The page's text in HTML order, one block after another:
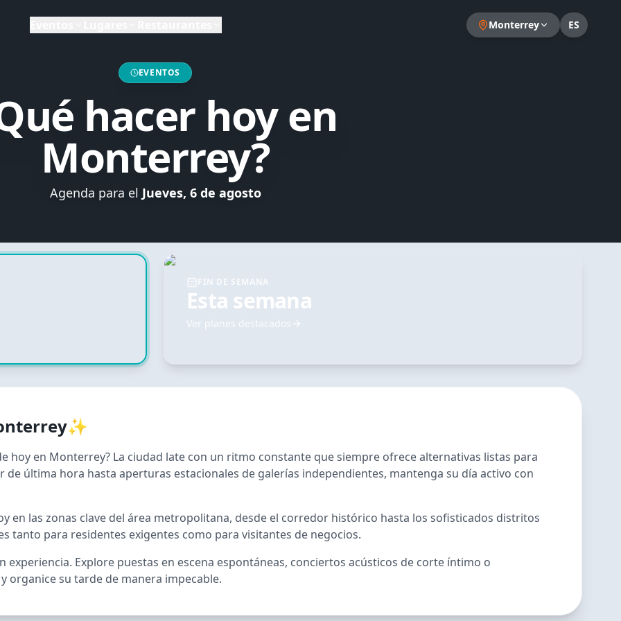
Monterrey ES
EVENTOS
hacer hoy en
Monterrey?
Agenda para el Jueves, 6 de agosto
Esta semana
Ver planes destacados
✨
hoy en Monterrey? La ciudad late con un ritmo constante que siempre ofrece alternativas listas para
de última hora hasta aperturas estacionales de galerías independientes, mantenga su día activo con
en las zonas clave del área metropolitana, desde el corredor histórico hasta los sofisticados distritos
tanto para residentes exigentes como para visitantes de negocios.
Explore puestas en escena espontáneas, conciertos acústicos de corte íntimo o
organice su tarde de manera impecable.